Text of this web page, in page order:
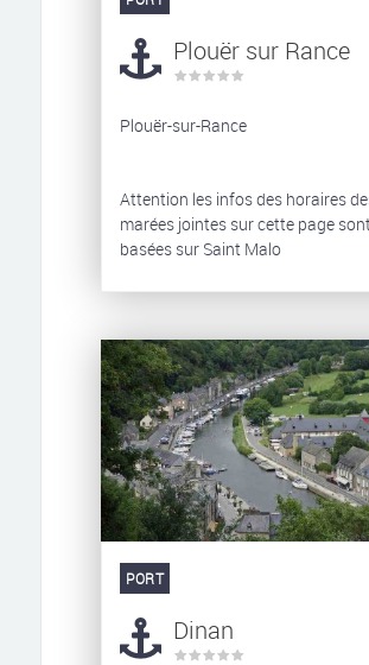
Plouër sur Rance
Plouër-sur-Rance
Attention les infos des horaires
marées jointes sur cette page
basées sur Saint Malo
PORT
Dinan